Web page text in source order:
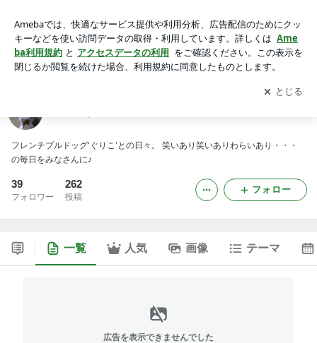
アプリをダウンロードして ブログの更新通知
を受け取りまし
ょう。
開く
フレンチブルドッグ‘ぐりこ’との日々。 笑いあり笑いありわらいあり・・・
の毎日をみなさんに♪
39
フォロワー
262
投稿
フォロー
一覧 人気 画像 テーマ
広告を表示できませんでした